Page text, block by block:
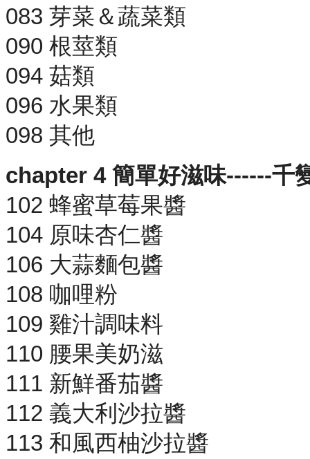
083 芽菜＆蔬菜類
090 根莖類
094 菇類
096 水果類
098 其他
chapter 4 簡單好滋味------千
102 蜂蜜草莓果醬
104 原味杏仁醬
106 大蒜麵包醬
108 咖哩粉
109 雞汁調味料
110 腰果美奶滋
111 新鮮番茄醬
112 義大利沙拉醬
113 和風西柚沙拉醬